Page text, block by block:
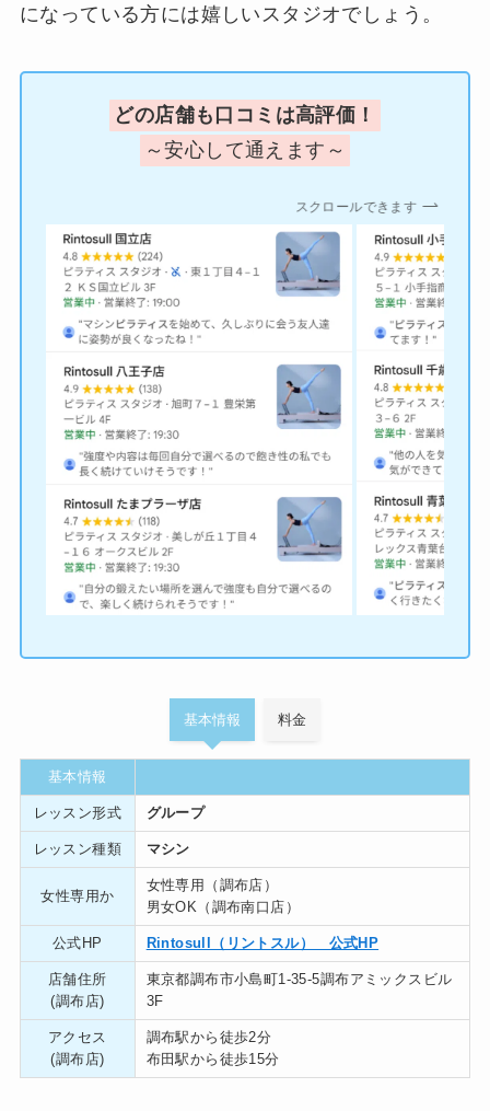
になっている方には嬉しいスタジオでしょう。
どの店舗も口コミは高評価！
～安心して通えます～
スクロールできます
基本情報 料金
基本情報
レッスン形式 グループ
レッスン種類 マシン
女性専用か
女性専用（調布店）
男女OK（調布南口店）
公式HP Rintosull（リントスル） 公式HP
店舗住所
(調布店)
東京都調布市小島町1-35-5調布アミックスビル
3F
アクセス
(調布店)
調布駅から徒歩2分
布田駅から徒歩15分